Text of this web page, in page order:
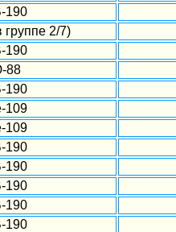
190
2/7)
190
88
190
109
109
190
190
190
190
190